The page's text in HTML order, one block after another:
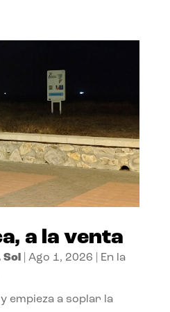
a la venta
Sol| Ago 1, 2026
En la
empieza a soplar la